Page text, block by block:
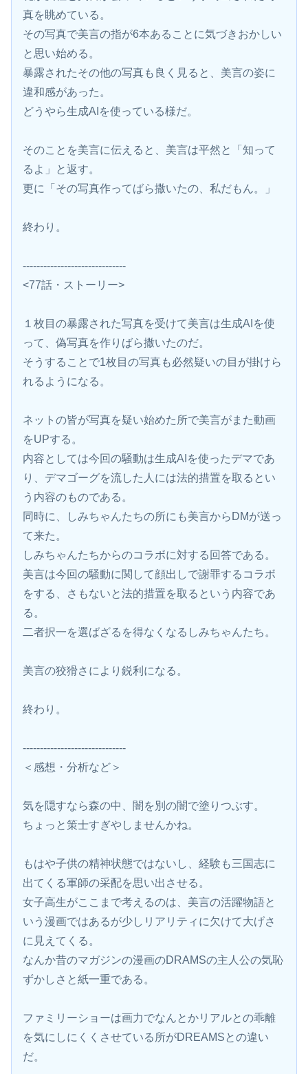
真を眺めている。
その写真で美言の指が6本あることに気づきおかしい
と思い始める。
暴露されたその他の写真も良く見ると、美言の姿に
違和感があった。
どうやら生成AIを使っている様だ。
そのことを美言に伝えると、美言は平然と「知って
るよ」と返す。
更に「その写真作ってばら撒いたの、私だもん。」
終わり。
------------------------------
<77話・ストーリー>
１枚目の暴露された写真を受けて美言は生成AIを使
って、偽写真を作りばら撒いたのだ。
そうすることで1枚目の写真も必然疑いの目が掛けら
れるようになる。
ネットの皆が写真を疑い始めた所で美言がまた動画
をUPする。
内容としては今回の騒動は生成AIを使ったデマであ
り、デマゴーグを流した人には法的措置を取るとい
う内容のものである。
同時に、しみちゃんたちの所にも美言からDMが送っ
て来た。
しみちゃんたちからのコラボに対する回答である。
美言は今回の騒動に関して顔出しで謝罪するコラボ
をする、さもないと法的措置を取るという内容であ
る。
二者択一を選ばざるを得なくなるしみちゃんたち。
美言の狡猾さにより鋭利になる。
終わり。
------------------------------
＜感想・分析など＞
気を隠すなら森の中、闇を別の闇で塗りつぶす。
ちょっと策士すぎやしませんかね。
もはや子供の精神状態ではないし、経験も三国志に
出てくる軍師の采配を思い出させる。
女子高生がここまで考えるのは、美言の活躍物語と
いう漫画ではあるが少しリアリティに欠けて大げさ
に見えてくる。
なんか昔のマガジンの漫画のDRAMSの主人公の気恥
ずかしさと紙一重である。
ファミリーショーは画力でなんとかリアルとの乖離
を気にしにくくさせている所がDREAMSとの違い
だ。